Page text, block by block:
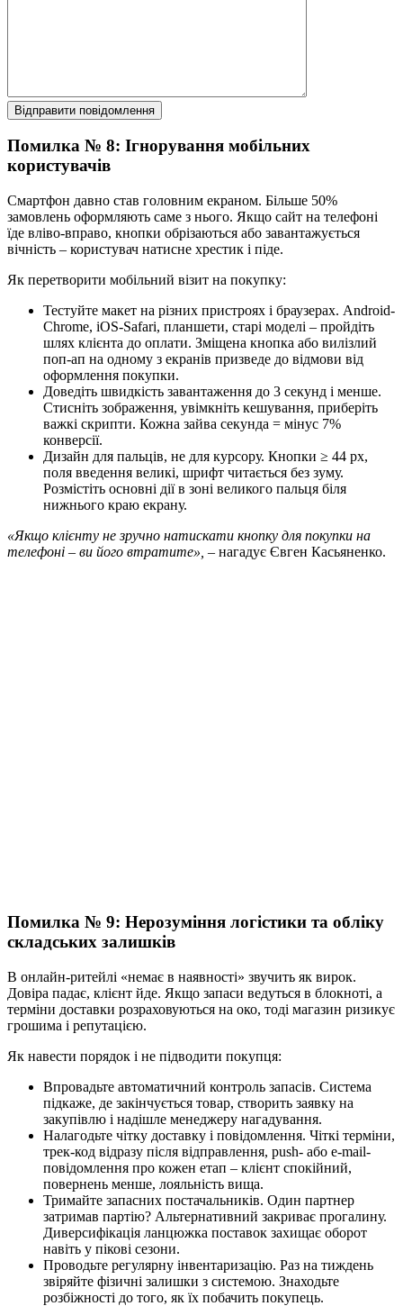
Помилка № 8: Ігнорування мобільних
користувачів
Смартфон давно став головним екраном. Більше 50%
замовлень оформляють саме з нього. Якщо сайт на телефоні
їде вліво-вправо, кнопки обрізаються або завантажується
вічність – користувач натисне хрестик і піде.
Як перетворити мобільний візит на покупку:
Тестуйте макет на різних пристроях і браузерах. Android-
Chrome, iOS-Safari, планшети, старі моделі – пройдіть
шлях клієнта до оплати. Зміщена кнопка або вилізлий
поп-ап на одному з екранів призведе до відмови від
оформлення покупки.
Доведіть швидкість завантаження до 3 секунд і менше.
Стисніть зображення, увімкніть кешування, приберіть
важкі скрипти. Кожна зайва секунда = мінус 7%
конверсії.
Дизайн для пальців, не для курсору. Кнопки ≥ 44 px,
поля введення великі, шрифт читається без зуму.
Розмістіть основні дії в зоні великого пальця біля
нижнього краю екрану.
«Якщо клієнту не зручно натискати кнопку для покупки на
телефоні – ви його втратите», – нагадує Євген Касьяненко.
Помилка № 9: Нерозуміння логістики та обліку
складських залишків
В онлайн-ритейлі «немає в наявності» звучить як вирок.
Довіра падає, клієнт йде. Якщо запаси ведуться в блокноті, а
терміни доставки розраховуються на око, тоді магазин ризикує
грошима і репутацією.
Як навести порядок і не підводити покупця:
Впровадьте автоматичний контроль запасів. Система
підкаже, де закінчується товар, створить заявку на
закупівлю і надішле менеджеру нагадування.
Налагодьте чітку доставку і повідомлення. Чіткі терміни,
трек-код відразу після відправлення, push- або e-mail-
повідомлення про кожен етап – клієнт спокійний,
повернень менше, лояльність вища.
Тримайте запасних постачальників. Один партнер
затримав партію? Альтернативний закриває прогалину.
Диверсифікація ланцюжка поставок захищає оборот
навіть у пікові сезони.
Проводьте регулярну інвентаризацію. Раз на тиждень
звіряйте фізичні залишки з системою. Знаходьте
розбіжності до того, як їх побачить покупець.